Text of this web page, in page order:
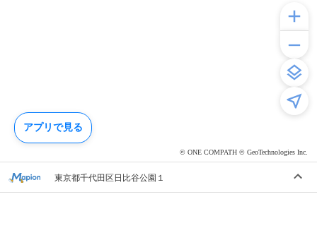
© ONE COMPATH © GeoTechnologies Inc.
東京都千代田区日比谷公園１
アプリで見る